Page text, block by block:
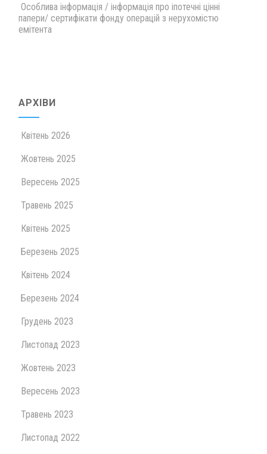
Особлива інформація / інформація про іпотечні цінні
папери/ сертифікати фонду операцій з нерухомістю
емітента
АРХІВИ
Квітень 2026
Жовтень 2025
Вересень 2025
Травень 2025
Квітень 2025
Березень 2025
Квітень 2024
Березень 2024
Грудень 2023
Листопад 2023
Жовтень 2023
Вересень 2023
Травень 2023
Листопад 2022